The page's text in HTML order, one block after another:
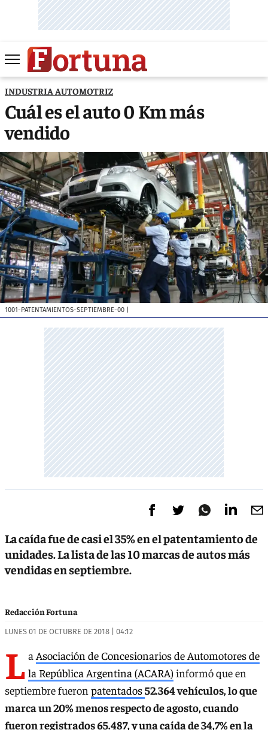
INDUSTRIA AUTOMOTRIZ
Cuál es el auto 0 Km más
vendido
1001-PATENTAMIENTOS-SEPTIEMBRE-00
La caída fue de casi el 35% en el patentamiento de
unidades. La lista de las 10 marcas de autos más
vendidas en septiembre.
Redacción Fortuna
LUNES 01 DE OCTUBRE DE 2018 | 04:12
L a Asociación de Concesionarios de Automotores de
la República Argentina (ACARA) informó que en
septiembre fueron patentados52.364 vehículos, lo que
marca un 20% menos respecto de agosto, cuando
fueron registrados 65.487, y una caída de 34,7% en la